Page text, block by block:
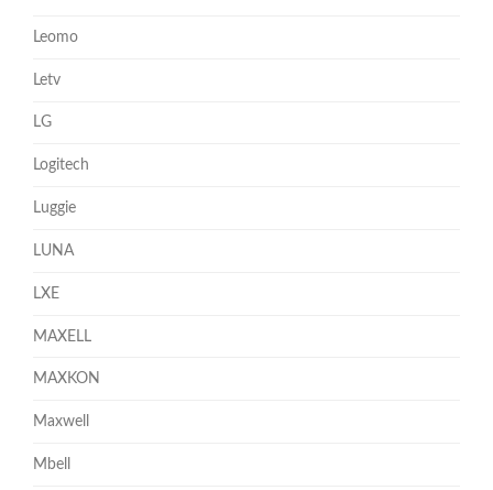
Leomo
Letv
LG
Logitech
Luggie
LUNA
LXE
MAXELL
MAXKON
Maxwell
Mbell